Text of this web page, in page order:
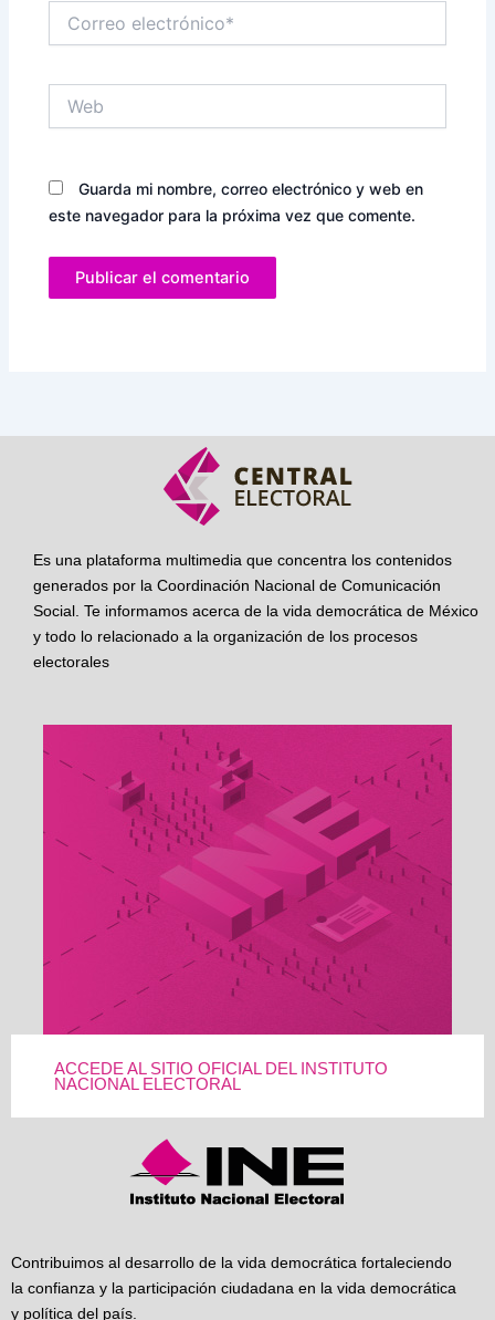
electrónico*
Guarda mi nombre, correo electrónico y web en
este navegador para la próxima vez que comente.
Es una plataforma multimedia que concentra los contenidos
generados por la Coordinación Nacional de Comunicación
Social. Te informamos acerca de la vida democrática de México
y todo lo relacionado a la organización de los procesos
electorales
ACCEDE AL SITIO OFICIAL DEL INSTITUTO
NACIONAL ELECTORAL
Contribuimos al desarrollo de la vida democrática fortaleciendo
la confianza y la participación ciudadana en la vida democrática
y política del país.